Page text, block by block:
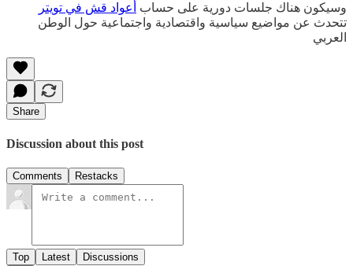
وسيكون هناك جلسات دورية على حساب
أعواد قش في تويتر
تتحدث عن مواضيع سياسية واقتصادية واجتماعية حول الوطن
العربي
Share
Discussion about this post
Comments Restacks
Top Latest Discussions